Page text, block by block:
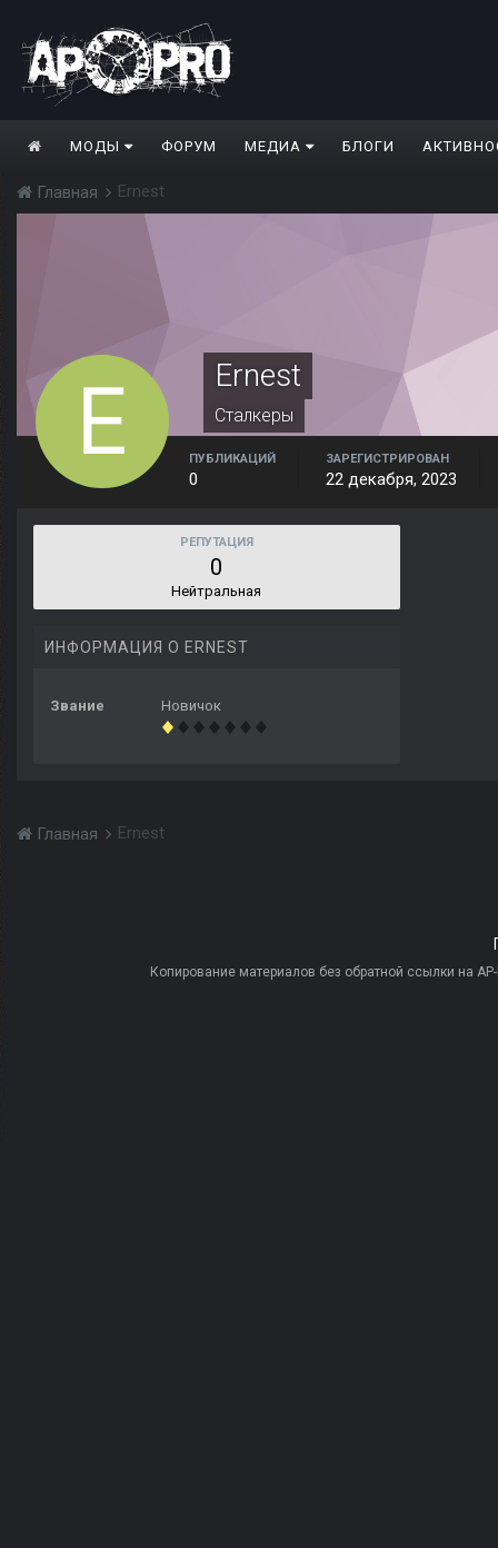
МОДЫ ФОРУМ МЕДИА БЛОГИ
Главная Ernest
Ernest
Сталкеры
ПУБЛИКАЦИЙ
0
ЗАРЕГИСТРИРОВАН
22 декабря, 2023
РЕПУТАЦИЯ
0
Нейтральная
ИНФОРМАЦИЯ О ERNEST
Звание Новичок
Главная Ernest
Копирование материалов без обратной ссылки на